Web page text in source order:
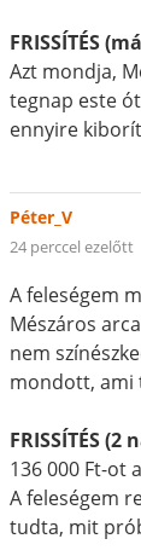
FRISSÍTÉS
Azt mondja,
tegnap este
ennyire
Péter_V
24 perccel ezelőtt
A feleségem
Mészáros
nem
mondott, ami
FRISSÍTÉS
136 000 Ft-ot
A feleségem
tudta, mit